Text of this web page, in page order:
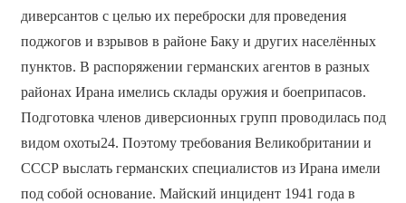
диверсантов с целью их переброски для проведения
поджогов и взрывов в районе Баку и других населённых
пунктов. В распоряжении германских агентов в разных
районах Ирана имелись склады оружия и боеприпасов.
Подготовка членов диверсионных групп проводилась под
видом охоты24. Поэтому требования Великобритании и
СССР выслать германских специалистов из Ирана имели
под собой основание. Майский инцидент 1941 года в